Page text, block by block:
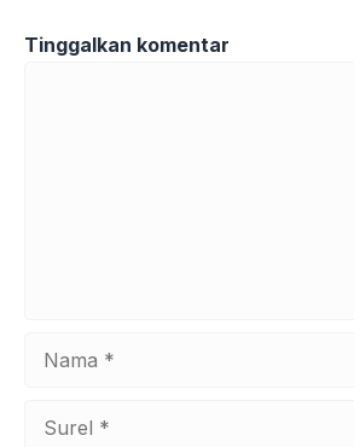
Tinggalkan komentar